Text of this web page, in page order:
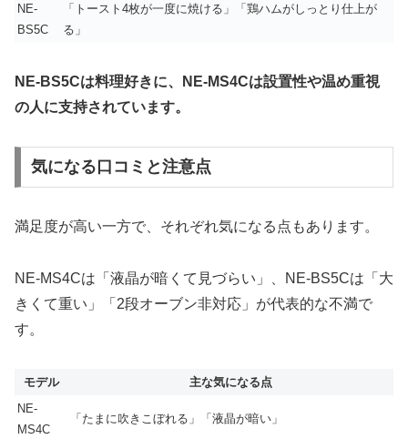
NE-
BS5C
「トースト4枚が一度に焼ける」「鶏ハムがしっとり仕上が
る」
NE-BS5Cは料理好きに、NE-MS4Cは設置性や温め重視
の人に支持されています。
気になる口コミと注意点
満足度が高い一方で、それぞれ気になる点もあります。
NE-MS4Cは「液晶が暗くて見づらい」、NE-BS5Cは「大
きくて重い」「2段オーブン非対応」が代表的な不満で
す。
モデル
主な気になる点
NE-
MS4C
「たまに吹きこぼれる」「液晶が暗い」